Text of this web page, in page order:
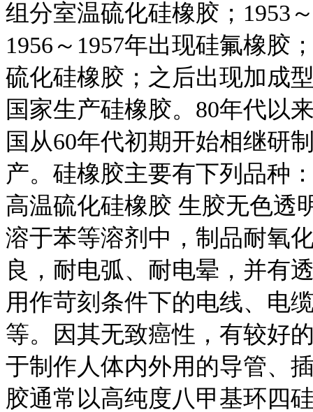
组分室温硫化硅橡胶；1953
1956～1957年出现硅氟橡胶
硫化硅橡胶；之后出现加成
国家生产硅橡胶。80年代以
国从60年代初期开始相继研
产。硅橡胶主要有下列品
高温硫化硅橡胶 生胶无色透
溶于苯等溶剂中，制品耐氧
良，耐电弧、耐电晕，并有
用作苛刻条件下的电线、电
等。因其无致癌性，有较好
于制作人体内外用的导管、
胶通常以高纯度八甲基环四